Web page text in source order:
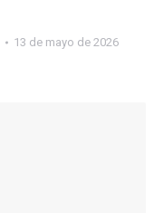
13 de mayo de 2026